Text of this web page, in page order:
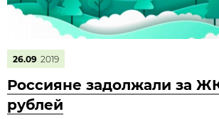
26.09 2019
Россияне задолжали за
рублей